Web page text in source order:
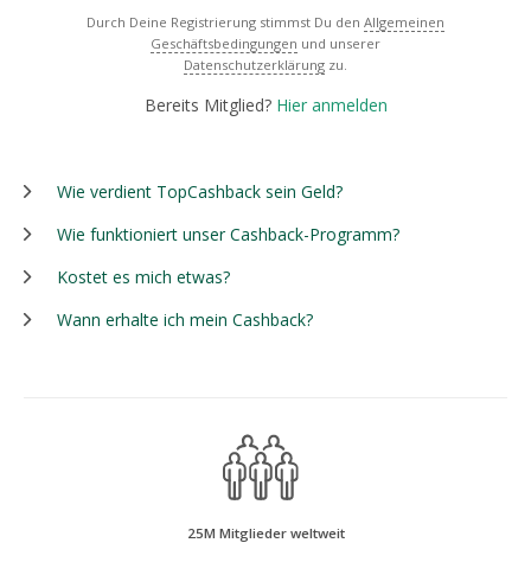
Durch Deine Registrierung stimmst Du den Allgemeinen
Geschäftsbedingungen und unserer
Datenschutzerklärung zu.
Bereits Mitglied? Hier anmelden
Wie verdient TopCashback sein Geld?
Wie funktioniert unser Cashback-Programm?
Kostet es mich etwas?
Wann erhalte ich mein Cashback?
25M Mitglieder weltweit